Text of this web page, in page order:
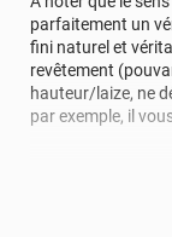
parfaitement un
fini naturel et
revêtement
hauteur/laize, ne
par exemple, il
grâce à la